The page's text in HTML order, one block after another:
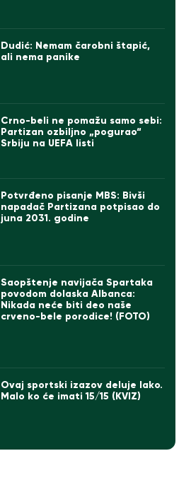
Dudić: Nemam čarobni štapić,
ali nema panike
Crno-beli ne pomažu samo sebi:
Partizan ozbiljno „pogurao“
Srbiju na UEFA listi
Potvrđeno pisanje MBS: Bivši
napadač Partizana potpisao do
juna 2031. godine
Saopštenje navijača Spartaka
povodom dolaska Albanca:
Nikada neće biti deo naše
crveno-bele porodice! (FOTO)
Ovaj sportski izazov deluje lako.
Malo ko će imati 15/15 (KVIZ)